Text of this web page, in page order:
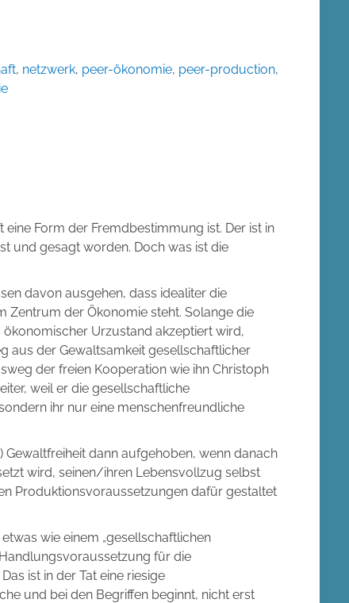
, netzwerk, peer-ökonomie, peer-production,
Form der Fremdbestimmung ist. Der ist in
und gesagt worden. Doch was ist die
davon ausgehen, dass idealiter die
Zentrum der Ökonomie steht. Solange die
Urzustand akzeptiert wird,
aus der Gewaltsamkeit gesellschaftlicher
der freien Kooperation wie ihn Christoph
weil er die gesellschaftliche
ihr nur eine menschenfreundliche
Gewaltfreiheit dann aufgehoben, wenn danach
wird, seinen/ihren Lebensvollzug selbst
Produktionsvoraussetzungen dafür gestaltet
wie einem „gesellschaftlichen
für die
ist in der Tat eine riesige
und bei den Begriffen beginnt, nicht erst